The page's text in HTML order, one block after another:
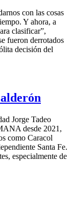
con las cosas
Y ahora, a
clasificar”,
fueron derrotados
decisión del
Jorge Tadeo
desde 2021,
como Caracol
Santa Fe.
especialmente de